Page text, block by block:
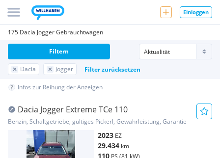
Einloggen
175 Dacia Jogger Gebrauchtwagen
Dacia Jogger Filter zurücksetzen
Filtern
Infos zur Reihung der Anzeigen
Dacia Jogger Extreme TCe 110
Benzin, Schaltgetriebe, gültiges Pickerl, Gewährleistung, Garantie
2023 EZ
29.434 km
110 PS (81 kW)